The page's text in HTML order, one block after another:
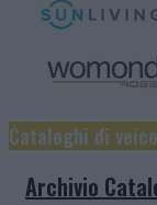
Cataloghi di
Archivio